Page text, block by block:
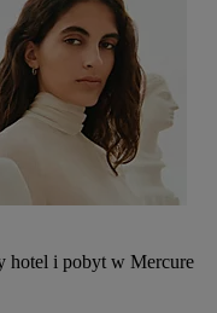
hotel i pobyt w Mercure